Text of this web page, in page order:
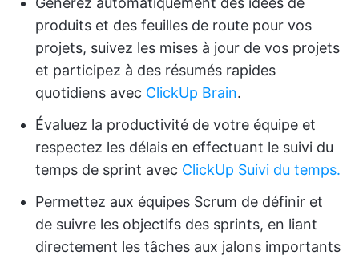
produits et des feuilles de route pour vos
projets, suivez les mises à jour de vos projets
et participez à des résumés rapides
quotidiens avec ClickUp Brain.
Évaluez la productivité de votre équipe et
respectez les délais en effectuant le suivi du
temps de sprint avec ClickUp Suivi du temps.
Permettez aux équipes Scrum de définir et
de suivre les objectifs des sprints, en liant
directement les tâches aux jalons importants